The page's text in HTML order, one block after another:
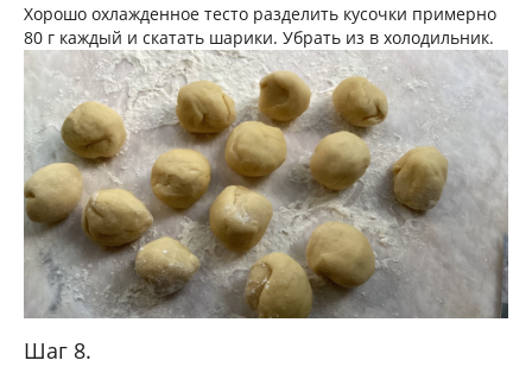
Хорошо охлажденное тесто разделить кусочки примерно
80 г каждый и скатать шарики. Убрать из в холодильник.
Шаг 8.